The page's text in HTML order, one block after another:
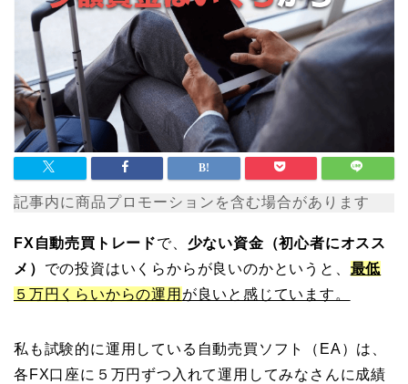
記事内に商品プロモーションを含む場合があります
FX自動売買トレードで、 少ない資金（初心者にオスス
メ） での投資はいくらからが良いのかというと、 最低
５万円くらいからの運用 が良いと感じています。
私も試験的に運用している自動売買ソフト（EA）は、
各FX口座に５万円ずつ入れて運用してみなさんに成績